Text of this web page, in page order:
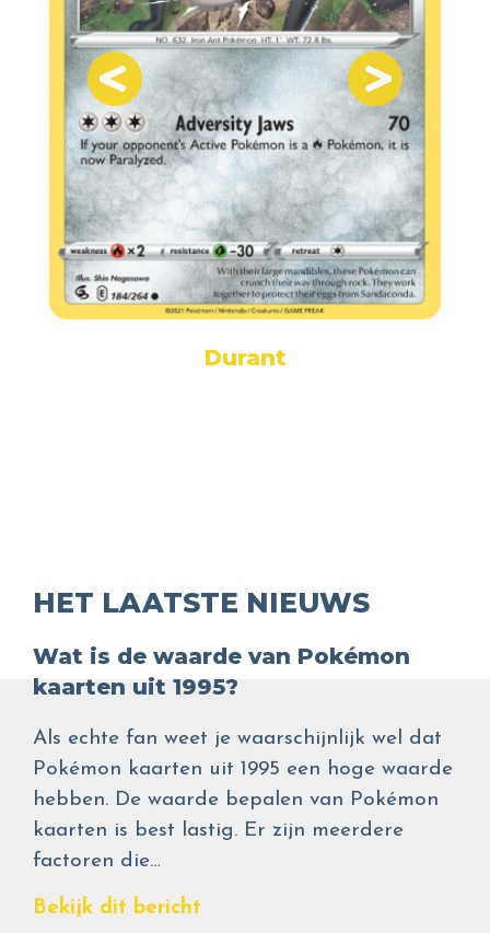
Durant
HET LAATSTE NIEUWS
Wat is de waarde van Pokémon
kaarten uit 1995?
Als echte fan weet je waarschijnlijk wel dat
Pokémon kaarten uit 1995 een hoge waarde
hebben. De waarde bepalen van Pokémon
kaarten is best lastig. Er zijn meerdere
factoren die…
Bekijk dit bericht